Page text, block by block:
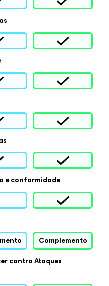
e conformidade
Complemento
contra Ataques